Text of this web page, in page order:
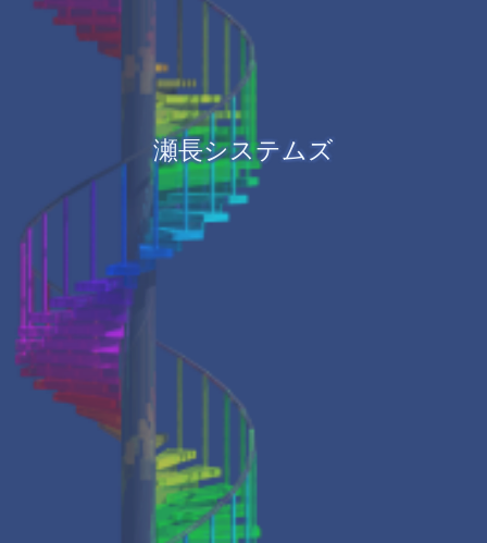
瀬長システムズ